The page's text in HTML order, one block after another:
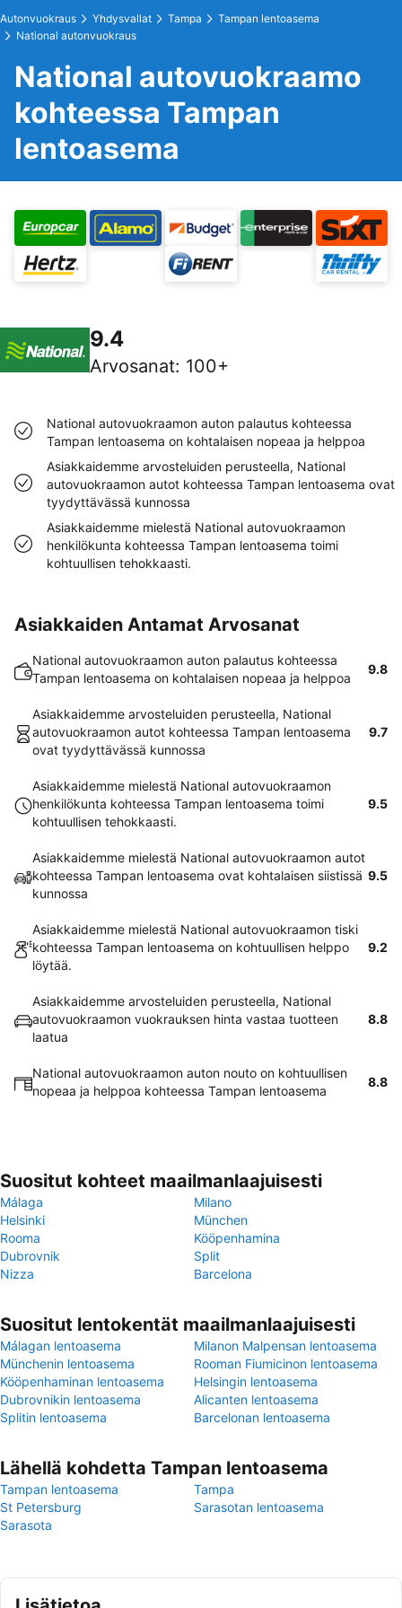
Autonvuokraus Yhdysvallat Tampa
Tampan lentoasema
National autonvuokraus
National autovuokraamo
kohteessa Tampan
lentoasema
9.4
Arvosanat: 100+
National autovuokraamon auton palautus kohteessa
Tampan lentoasema on kohtalaisen nopeaa ja helppoa
Asiakkaidemme arvosteluiden perusteella, National
autovuokraamon autot kohteessa Tampan lentoasema ovat
tyydyttävässä kunnossa
Asiakkaidemme mielestä National autovuokraamon
henkilökunta kohteessa Tampan lentoasema toimi
kohtuullisen tehokkaasti.
Asiakkaiden Antamat Arvosanat
National autovuokraamon auton palautus kohteessa
Tampan lentoasema on kohtalaisen nopeaa ja helppoa
9.8
Asiakkaidemme arvosteluiden perusteella, National
autovuokraamon autot kohteessa Tampan lentoasema
ovat tyydyttävässä kunnossa
9.7
Asiakkaidemme mielestä National autovuokraamon
henkilökunta kohteessa Tampan lentoasema toimi
kohtuullisen tehokkaasti.
9.5
Asiakkaidemme mielestä National autovuokraamon autot
kohteessa Tampan lentoasema ovat kohtalaisen siistissä
kunnossa
9.5
Asiakkaidemme mielestä National autovuokraamon tiski
kohteessa Tampan lentoasema on kohtuullisen helppo
löytää.
9.2
Asiakkaidemme arvosteluiden perusteella, National
autovuokraamon vuokrauksen hinta vastaa tuotteen
laatua
8.8
National autovuokraamon auton nouto on kohtuullisen
nopeaa ja helppoa kohteessa Tampan lentoasema
8.8
Suositut kohteet maailmanlaajuisesti
Málaga
Milano
Helsinki
München
Rooma
Kööpenhamina
Dubrovnik
Split
Nizza
Barcelona
Suositut lentokentät maailmanlaajuisesti
Málagan lentoasema
Milanon Malpensan lentoasema
Münchenin lentoasema
Rooman Fiumicinon lentoasema
Kööpenhaminan lentoasema
Helsingin lentoasema
Dubrovnikin lentoasema
Alicanten lentoasema
Splitin lentoasema
Barcelonan lentoasema
Lähellä kohdetta Tampan lentoasema
Tampan lentoasema
Tampa
St Petersburg
Sarasotan lentoasema
Sarasota